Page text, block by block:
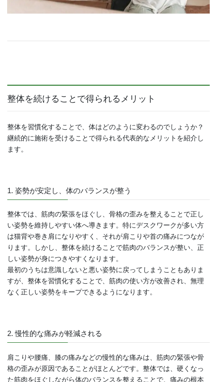
整体を続けることで得られるメリット
整体を習慣化することで、体はどのように変わるのでしょうか？
継続的に施術を受けることで得られる代表的なメリットを紹介し
ます。
1. 姿勢が安定し、体のバランスが整う
整体では、筋肉の緊張をほぐし、骨格の歪みを整えることで正し
い姿勢を維持しやすい体へ導きます。特にデスクワークが多い方
は猫背や巻き肩になりやすく、それが肩こりや首の痛みにつなが
ります。しかし、整体を続けることで筋肉のバランスが整い、正
しい姿勢が身につきやすくなります。
最初のうちは意識しないと悪い姿勢に戻ってしまうこともありま
すが、整体を習慣化することで、筋肉の使い方が改善され、無理
なく正しい姿勢をキープできるようになります。
2. 慢性的な痛みが軽減される
肩こりや腰痛、膝の痛みなどの慢性的な痛みは、筋肉の緊張や骨
格の歪みが原因であることがほとんどです。整体では、硬くなっ
た筋肉をほぐしながら体のバランスを整えることで、痛みの根本